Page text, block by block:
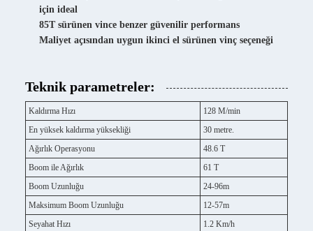
için ideal
85T sürünen vince benzer güvenilir performans
Maliyet açısından uygun ikinci el sürünen vinç seçeneği
Teknik parametreler:
Kaldırma Hızı
128 M/min
En yüksek kaldırma yüksekliği
30 metre.
Ağırlık Operasyonu
48.6 T
Boom ile Ağırlık
61 T
Boom Uzunluğu
24-96m
Maksimum Boom Uzunluğu
12-57m
Seyahat Hızı
1.2 Km/h